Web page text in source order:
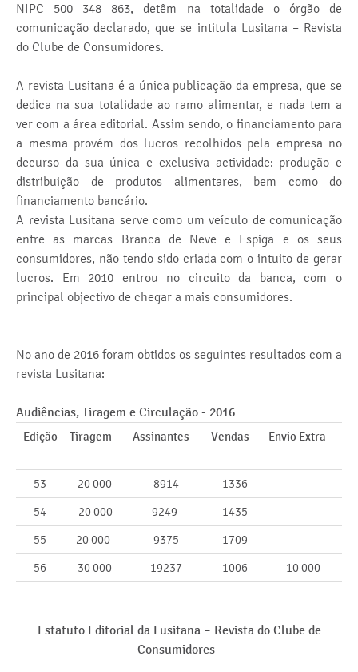
NIPC 500 348 863, detêm na totalidade o órgão de
comunicação declarado, que se intitula Lusitana – Revista
do Clube de Consumidores.
A revista Lusitana é a única publicação da empresa, que se
dedica na sua totalidade ao ramo alimentar, e nada tem a
ver com a área editorial. Assim sendo, o financiamento para
a mesma provém dos lucros recolhidos pela empresa no
decurso da sua única e exclusiva actividade: produção e
distribuição de produtos alimentares, bem como do
financiamento bancário.
A revista Lusitana serve como um veículo de comunicação
entre as marcas Branca de Neve e Espiga e os seus
consumidores, não tendo sido criada com o intuito de gerar
lucros. Em 2010 entrou no circuito da banca, com o
principal objectivo de chegar a mais consumidores.
No ano de 2016 foram obtidos os seguintes resultados com a
revista Lusitana:
Audiências, Tiragem e Circulação - 2016
Edição
Tiragem Assinantes Vendas Envio Extra
53 20 000 8914
1336
54
20 000 9249
1435
55
20 000 9375
1709
56
30 000 19237 1006 10 000
Estatuto Editorial da Lusitana – Revista do Clube de
Consumidores